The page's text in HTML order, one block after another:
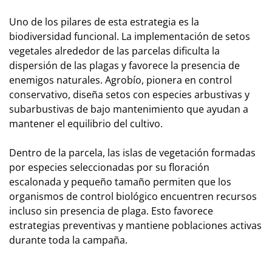
Uno de los pilares de esta estrategia es la
biodiversidad funcional. La implementación de setos
vegetales alrededor de las parcelas dificulta la
dispersión de las plagas y favorece la presencia de
enemigos naturales. Agrobío, pionera en control
conservativo, diseña setos con especies arbustivas y
subarbustivas de bajo mantenimiento que ayudan a
mantener el equilibrio del cultivo.
Dentro de la parcela, las islas de vegetación formadas
por especies seleccionadas por su floración
escalonada y pequeño tamaño permiten que los
organismos de control biológico encuentren recursos
incluso sin presencia de plaga. Esto favorece
estrategias preventivas y mantiene poblaciones activas
durante toda la campaña.